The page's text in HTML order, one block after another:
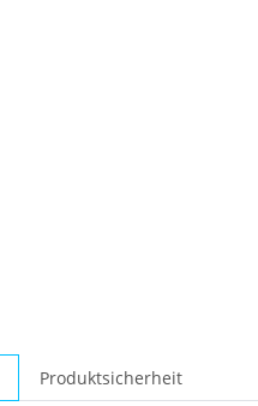
Produktsicherheit